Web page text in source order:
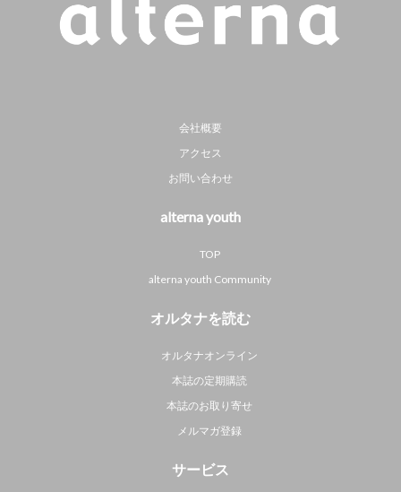
会社概要
アクセス
お問い合わせ
alterna youth
TOP
alterna youth Community
オルタナを読む
オルタナオンライン
本誌の定期購読
本誌のお取り寄せ
メルマガ登録
サービス